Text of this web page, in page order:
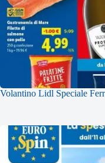
Volantino Lidl Speciale